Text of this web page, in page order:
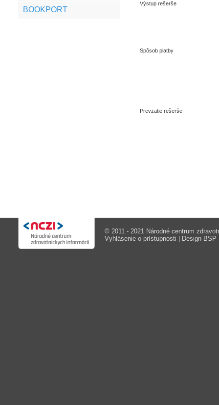
BOOKPORT
Výstup rešerše
Spôsob platby
Prevzatie rešerše
© 2011 - 2021 Národné centrum
Vyhlásenie o prístupnosti | Design BSP